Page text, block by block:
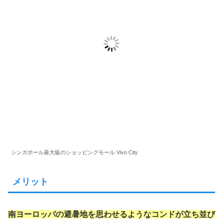
シンガポール最大級のショッピングモール Vivo City
メリット
南ヨーロッパの避暑地を思わせるようなコンドが立ち並び